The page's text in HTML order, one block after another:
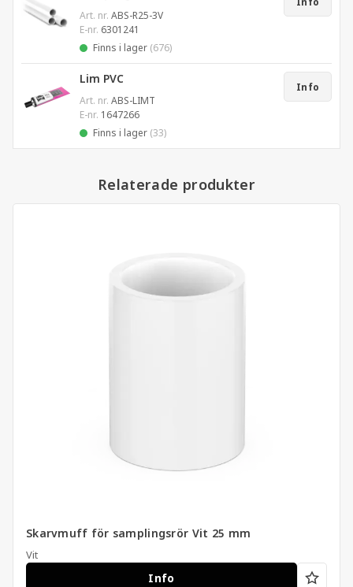
Art. nr. ABS-R25-3V
E-nr. 6301241
Finns i lager (676)
Lim PVC
Art. nr. ABS-LIMT
E-nr. 1647266
Finns i lager (33)
Info
Relaterade produkter
Skarvmuff för samplingsrör Vit 25 mm
Vit
Info